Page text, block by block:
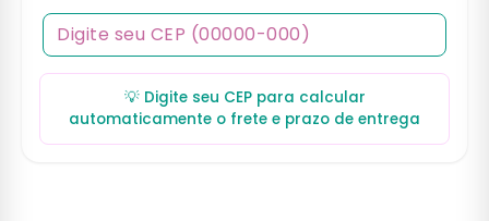
💡 Digite seu CEP para calcular
automaticamente o frete e prazo de entrega